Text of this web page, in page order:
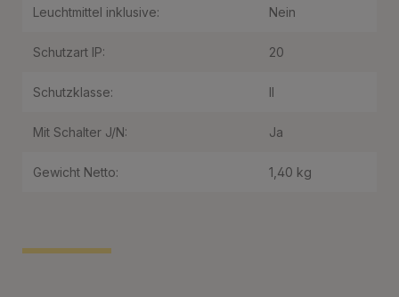
Leuchtmittel inklusive: Nein
Schutzart IP: 20
Schutzklasse: II
Mit Schalter J/N: Ja
Gewicht Netto: 1,40 kg